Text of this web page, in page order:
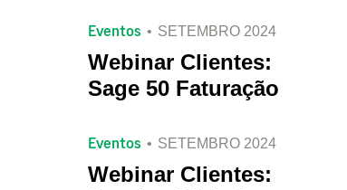
Eventos SETEMBRO 2024
Webinar Clientes:
Sage 50 Faturação
Eventos SETEMBRO 2024
Webinar Clientes: